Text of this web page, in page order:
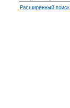
Расширенный поиск